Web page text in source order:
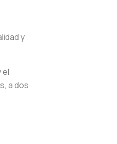
y
el
a dos